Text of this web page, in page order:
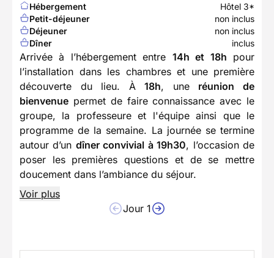
Hébergement
Hôtel 3*
Petit-déjeuner
non inclus
Déjeuner
non inclus
Dîner
inclus
Arrivée à l’hébergement entre 14h et 18h pour
l’installation dans les chambres et une première
découverte du lieu. À18h, une réunion de
bienvenue permet de faire connaissance avec le
groupe, la professeure et l'équipe ainsi que le
programme de la semaine. La journée se termine
autour d’un dîner convivial à 19h30, l’occasion de
poser les premières questions et de se mettre
doucement dans l’ambiance du séjour.
Voir plus
Jour 1